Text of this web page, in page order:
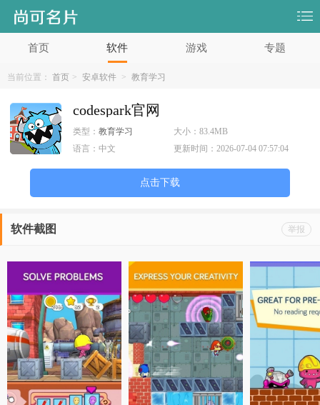
首页 软件 游戏 专题
当前位置： 首页 > 安卓软件 > 教育学习
codespark官网
类型： 教育学习 大小：83.4MB
语言： 中文 更新时间：2026-07-04 07:57:04
点击下载
举报
软件截图